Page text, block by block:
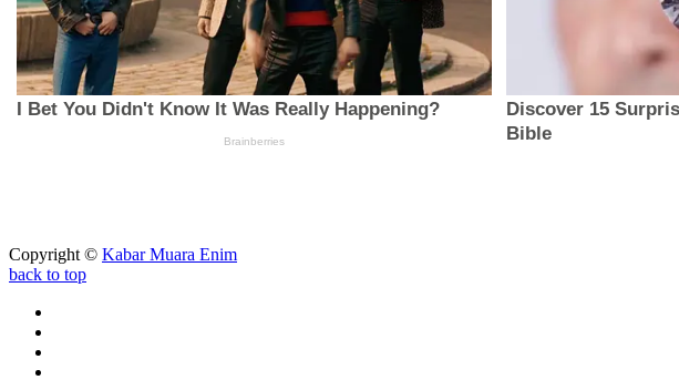
Copyright © Kabar Muara Enim
back to top